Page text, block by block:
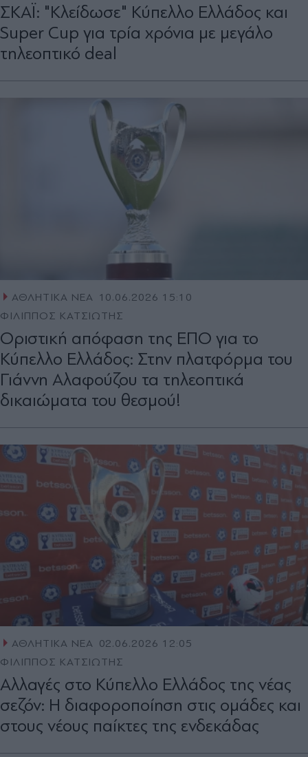
ΣΚΑΪ: "Κλείδωσε" Κύπελλο Ελλάδος και
Super Cup για τρία χρόνια με μεγάλο
τηλεοπτικό deal
ΑΘΛΗΤΙΚΑ ΝΕΑ
10.06.2026 15:10
ΦΙΛΙΠΠΟΣ ΚΑΤΣΙΩΤΗΣ
Οριστική απόφαση της ΕΠΟ για το
Κύπελλο Ελλάδος: Στην πλατφόρμα του
Γιάννη Αλαφούζου τα τηλεοπτικά
δικαιώματα του θεσμού!
ΑΘΛΗΤΙΚΑ ΝΕΑ 02.06.2026 12:05
ΦΙΛΙΠΠΟΣ ΚΑΤΣΙΩΤΗΣ
Αλλαγές στο Κύπελλο Ελλάδος της νέας
σεζόν: Η διαφοροποίηση στις ομάδες και
στους νέους παίκτες της ενδεκάδας